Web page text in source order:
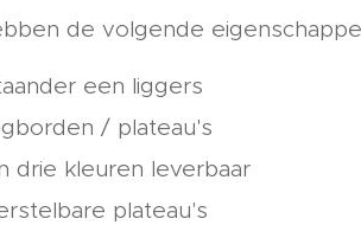
de volgende
een liggers
/ plateau's
drie kleuren leverbaar
plateau's